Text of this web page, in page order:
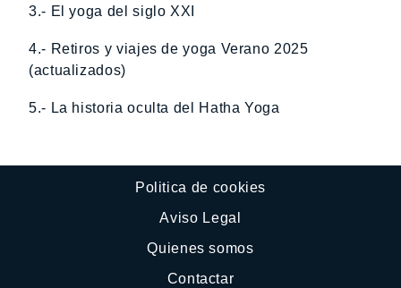
3.- El yoga del siglo XXI
4.- Retiros y viajes de yoga Verano 2025
(actualizados)
5.- La historia oculta del Hatha Yoga
Politica de cookies
Aviso Legal
Quienes somos
Contactar